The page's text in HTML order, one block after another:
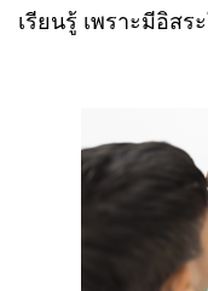
เรียนรู้ เพราะมีอิสร